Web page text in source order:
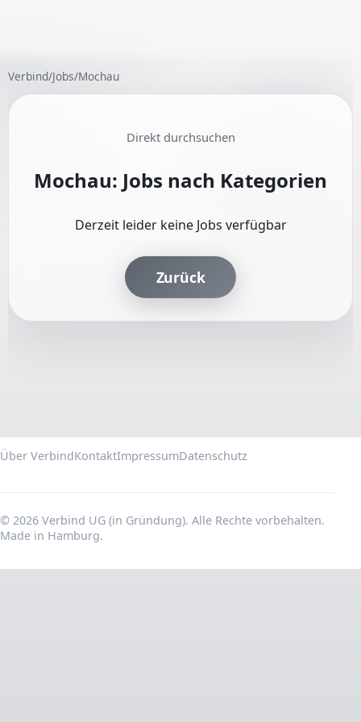
Verbind/Jobs/Mochau
Direkt durchsuchen
Mochau: Jobs nach Kategorien
Derzeit leider keine Jobs verfügbar
Zurück
Über VerbindKontaktImpressumDatenschutz
© 2026 Verbind UG (in Gründung). Alle Rechte vorbehalten.
Made in Hamburg.